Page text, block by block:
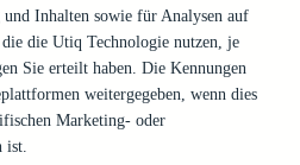
Inhalten sowie für Analysen auf
die die Utiq Technologie nutzen, je
Sie erteilt haben. Die Kennungen
weitergegeben, wenn dies
Marketing- oder
ist.